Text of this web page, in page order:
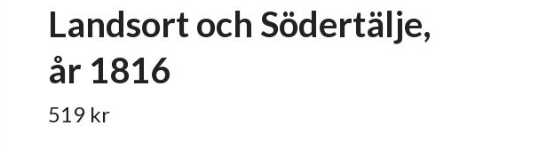
Landsort och Södertälje,
år 1816
519 kr